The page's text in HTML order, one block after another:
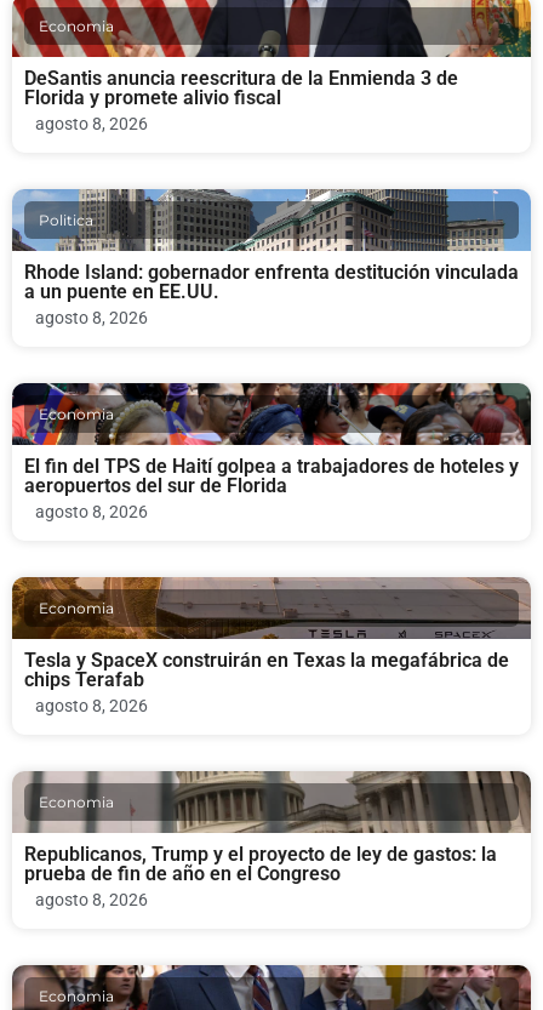
Economia
DeSantis anuncia reescritura de la Enmienda 3 de
Florida y promete alivio fiscal
agosto 8, 2026
Politica
Rhode Island: gobernador enfrenta destitución vinculada
a un puente en EE.UU.
agosto 8, 2026
Economia
El fin del TPS de Haití golpea a trabajadores de hoteles y
aeropuertos del sur de Florida
agosto 8, 2026
Economia
Tesla y SpaceX construirán en Texas la megafábrica de
chips Terafab
agosto 8, 2026
Economia
Republicanos, Trump y el proyecto de ley de gastos: la
prueba de fin de año en el Congreso
agosto 8, 2026
Economia